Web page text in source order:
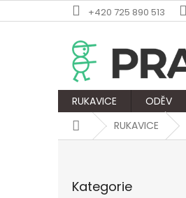
na
+420 725 890 513
RUKAVICE ODĚV
DomůRUKAVICE
kategorie
Kategorie